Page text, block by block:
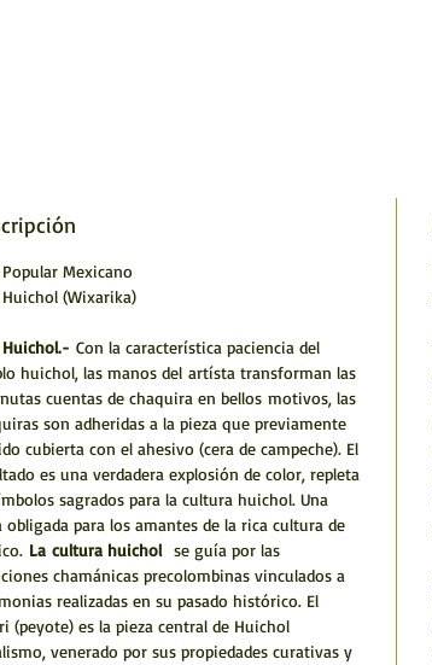
Mexicano
(Wixarika)
Con la característica paciencia del
huichol, las manos del artísta transforman las
cuentas de chaquira en bellos motivos, las
son adheridas a la pieza que previamente
cubierta con el ahesivo (cera de campeche). El
es una verdadera explosión de color, repleta
sagrados para la cultura huichol. Una
obligada para los amantes de la rica cultura de
La cultura huichol se guía por las
chamánicas precolombinas vinculados a
realizadas en su pasado histórico. El
(peyote) es la pieza central de Huichol
venerado por sus propiedades curativas y